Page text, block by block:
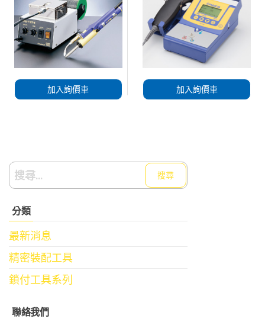
加入詢價車 加入詢價車
搜
尋
關
鍵
字:
分類
最新消息
精密裝配工具
鎖付工具系列
聯絡我們